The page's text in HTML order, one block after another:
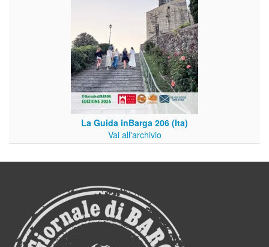
La Guida inBarga 206 (Ita)
Vai all'archivio